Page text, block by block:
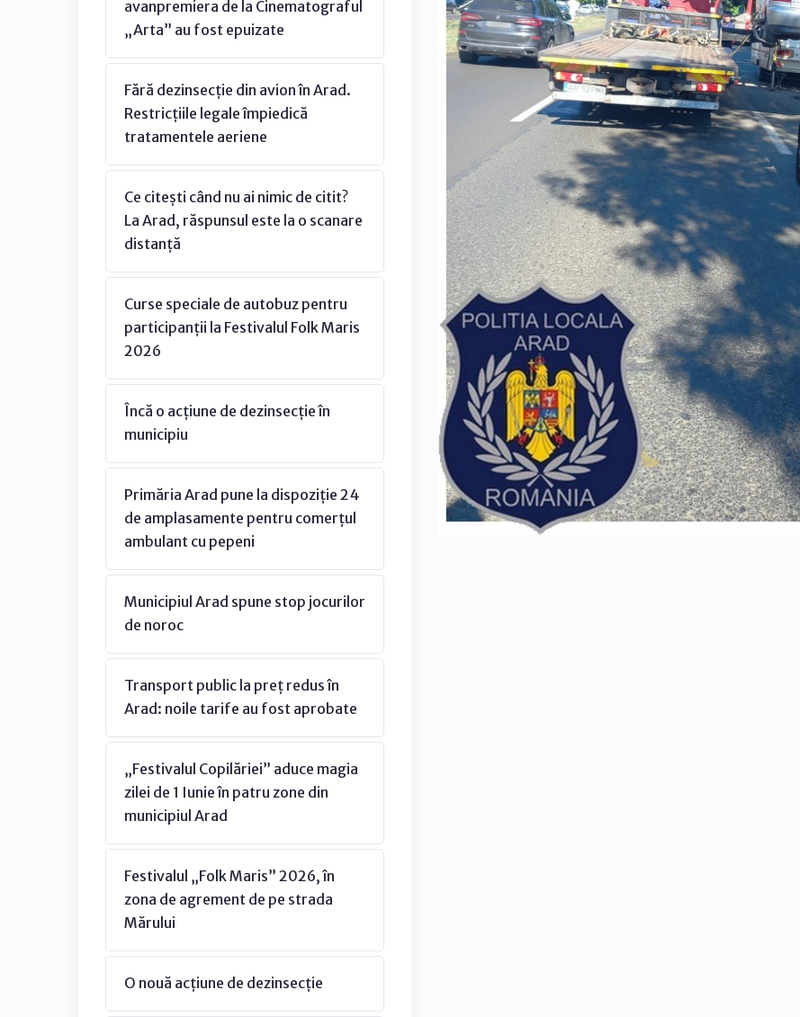
avanpremiera de la Cinematograful
„Arta” au fost epuizate
Fără dezinsecție din avion în Arad.
Restricțiile legale împiedică
tratamentele aeriene
Ce citești când nu ai nimic de citit?
La Arad, răspunsul este la o scanare
distanță
Curse speciale de autobuz pentru
participanții la Festivalul Folk Maris
2026
Încă o acțiune de dezinsecție în
municipiu
Primăria Arad pune la dispoziție 24
de amplasamente pentru comerțul
ambulant cu pepeni
Municipiul Arad spune stop jocurilor
de noroc
Transport public la preț redus în
Arad: noile tarife au fost aprobate
„Festivalul Copilăriei” aduce magia
zilei de 1 Iunie în patru zone din
municipiul Arad
Festivalul „Folk Maris” 2026, în
zona de agrement de pe strada
Mărului
O nouă acțiune de dezinsecție